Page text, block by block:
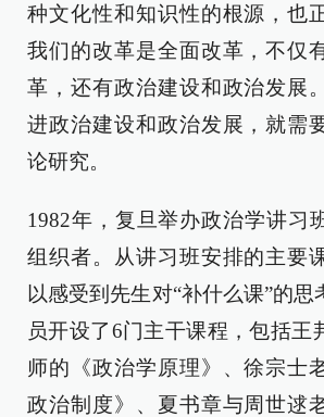
种文化性和知识性的根源，也
我们的改革是全面改革，不仅
革，还有政治建设和政治发展
进政治建设和政治发展，就需
论研究。
1982年，复旦举办政治学讲习
组织者。从讲习班安排的主要
以感受到先生对“补什么课”的思
员开设了6门主干课程，包括王
师的《政治学原理》、徐宗士
政治制度》、夏书章与周世逑